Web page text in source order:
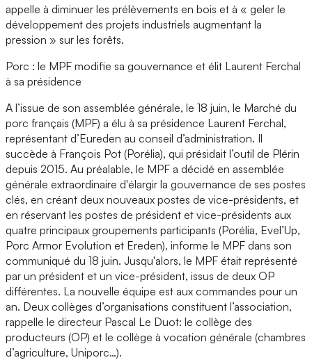
appelle à diminuer les prélèvements en bois et à « geler le
développement des projets industriels augmentant la
pression » sur les forêts.
Porc : le MPF modifie sa gouvernance et élit Laurent Ferchal
à sa présidence
A l’issue de son assemblée générale, le 18 juin, le Marché du
porc français (MPF) a élu à sa présidence Laurent Ferchal,
représentant d’Eureden au conseil d’administration. Il
succède à François Pot (Porélia), qui présidait l’outil de Plérin
depuis 2015. Au préalable, le MPF a décidé en assemblée
générale extraordinaire d'élargir la gouvernance de ses postes
clés, en créant deux nouveaux postes de vice-présidents, et
en réservant les postes de président et vice-présidents aux
quatre principaux groupements participants (Porélia, Evel’Up,
Porc Armor Evolution et Ereden), informe le MPF dans son
communiqué du 18 juin. Jusqu'alors, le MPF était représenté
par un président et un vice-président, issus de deux OP
différentes. La nouvelle équipe est aux commandes pour un
an. Deux collèges d’organisations constituent l’association,
rappelle le directeur Pascal Le Duot: le collège des
producteurs (OP) et le collège à vocation générale (chambres
d’agriculture, Uniporc…).